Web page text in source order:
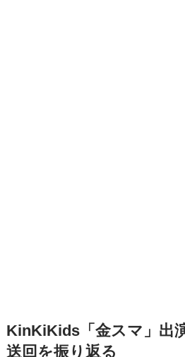
KinKiKids「金スマ」出
送回を振り返る